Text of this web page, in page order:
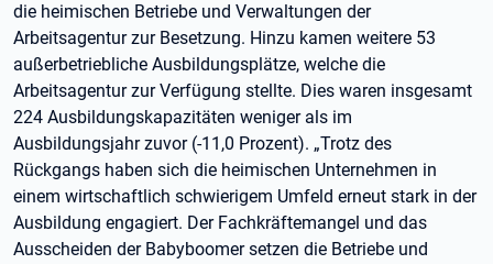
die heimischen Betriebe und Verwaltungen der
Arbeitsagentur zur Besetzung. Hinzu kamen weitere 53
außerbetriebliche Ausbildungsplätze, welche die
Arbeitsagentur zur Verfügung stellte. Dies waren insgesamt
224 Ausbildungskapazitäten weniger als im
Ausbildungsjahr zuvor (-11,0 Prozent). „Trotz des
Rückgangs haben sich die heimischen Unternehmen in
einem wirtschaftlich schwierigem Umfeld erneut stark in der
Ausbildung engagiert. Der Fachkräftemangel und das
Ausscheiden der Babyboomer setzen die Betriebe und